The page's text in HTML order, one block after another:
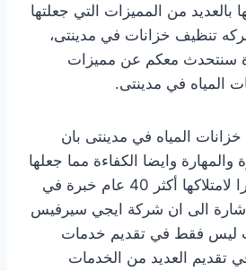
بالعديد من المميزات التي جعلتها
تنظيف خزانات في مدينتى،
سنتحدث معكم عن مميزات
المياه في مدينتى.
المياه في مدينتى بان
والمهارة وايضا الكفاءة مما جعلها
تحتل مكانة عالية نظرا لامتلاكها أكثر 40 عام خبرة في
الى ان شركة ايجي سيرفيس
ليس فقط في تقديم خدمات
تقديم العديد من الخدمات